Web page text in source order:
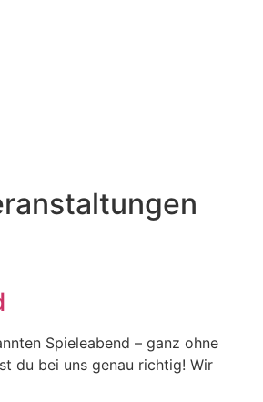
Spieleabend – ganz ohne
du bei uns genau richtig! Wir